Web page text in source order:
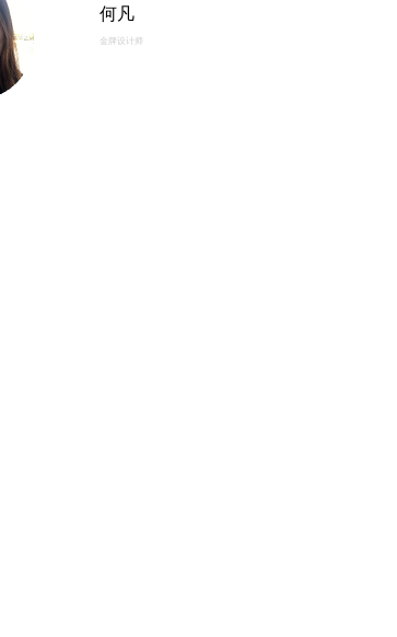
何凡
金牌设计师